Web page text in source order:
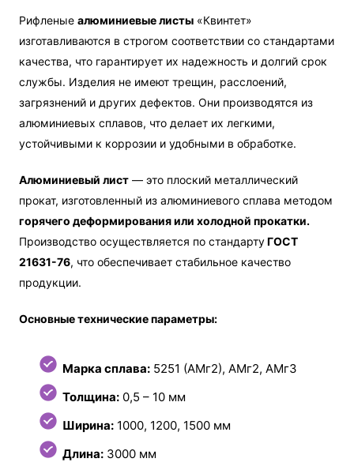
Рифленыеалюминиевые листы «Квинтет»
изготавливаются в строгом соответствии со стандартами
качества, что гарантирует их надежность и долгий срок
службы. Изделия не имеют трещин, расслоений,
загрязнений и других дефектов. Они производятся из
алюминиевых сплавов, что делает их легкими,
устойчивыми к коррозии и удобными в обработке.
Алюминиевый лист — это плоский металлический
прокат, изготовленный из алюминиевого сплава методом
горячего деформирования или холодной прокатки.
Производство осуществляется по стандартуГОСТ
21631-76, что обеспечивает стабильное качество
продукции.
Основные технические параметры:
Марка сплава: 5251 (АМг2), АМг2, АМг3
Толщина: 0,5 – 10 мм
Ширина: 1000, 1200, 1500 мм
Длина: 3000 мм